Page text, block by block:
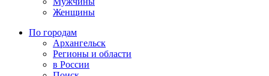
Женщины
По городам
Архангельск
Регионы и области
в России